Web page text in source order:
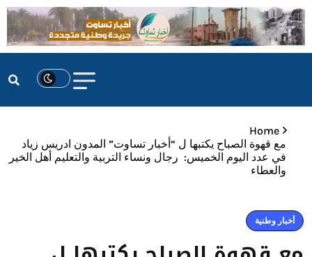
Home
مع قهوة الصباح يكتبها ل “أخبار تساوت” المدون ادريس زياد
في عدد اليوم الخميس: رجال ونساء التربية والتعليم أهل الخير
والعطاء
أخبار وطنية